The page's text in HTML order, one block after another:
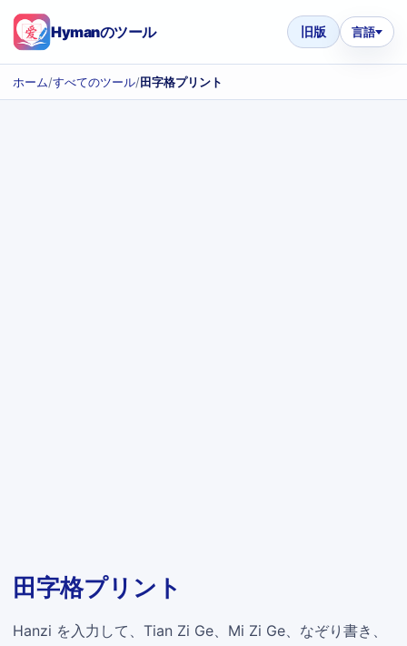
Hymanのツール 旧版 言語
ホーム/すべてのツール/田字格プリント
田字格プリント
Hanzi を入力して、Tian Zi Ge、Mi Zi Ge、なぞり書き、